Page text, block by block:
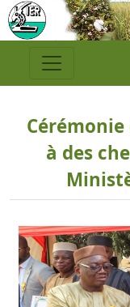
à des